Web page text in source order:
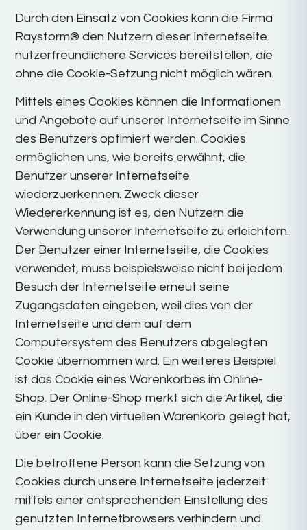
Durch den Einsatz von Cookies kann die Firma
Raystorm® den Nutzern dieser Internetseite
nutzerfreundlichere Services bereitstellen, die
ohne die Cookie-Setzung nicht möglich wären.
Mittels eines Cookies können die Informationen
und Angebote auf unserer Internetseite im Sinne
des Benutzers optimiert werden. Cookies
ermöglichen uns, wie bereits erwähnt, die
Benutzer unserer Internetseite
wiederzuerkennen. Zweck dieser
Wiedererkennung ist es, den Nutzern die
Verwendung unserer Internetseite zu erleichtern.
Der Benutzer einer Internetseite, die Cookies
verwendet, muss beispielsweise nicht bei jedem
Besuch der Internetseite erneut seine
Zugangsdaten eingeben, weil dies von der
Internetseite und dem auf dem
Computersystem des Benutzers abgelegten
Cookie übernommen wird. Ein weiteres Beispiel
ist das Cookie eines Warenkorbes im Online-
Shop. Der Online-Shop merkt sich die Artikel, die
ein Kunde in den virtuellen Warenkorb gelegt hat,
über ein Cookie.
Die betroffene Person kann die Setzung von
Cookies durch unsere Internetseite jederzeit
mittels einer entsprechenden Einstellung des
genutzten Internetbrowsers verhindern und